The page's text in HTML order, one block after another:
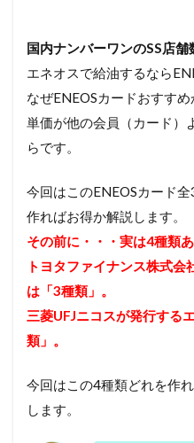
国内ナンバーワンのSS店舗
エネオスで給油するなら
なぜENEOSカードおすす
単価が他の会員（カード）
らです。
今回はこのENEOSカード
作ればお得か解説します。
その前に・・・実は4種類あ
トヨタファイナンス株式
は「3種類」。
三菱UFJニコスが発行する
類」。
今回はこの4種類どれを作
します。